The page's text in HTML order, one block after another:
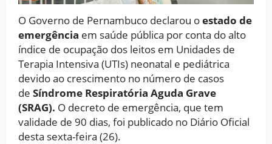
O Governo de Pernambuco declarou oestado de
emergência em saúde pública por conta do alto
índice de ocupação dos leitos em Unidades de
Terapia Intensiva (UTIs) neonatal e pediátrica
devido ao crescimento no número de casos
de Síndrome Respiratória Aguda Grave
(SRAG). O decreto de emergência, que tem
validade de 90 dias, foi publicado no Diário Oficial
desta sexta-feira (26).